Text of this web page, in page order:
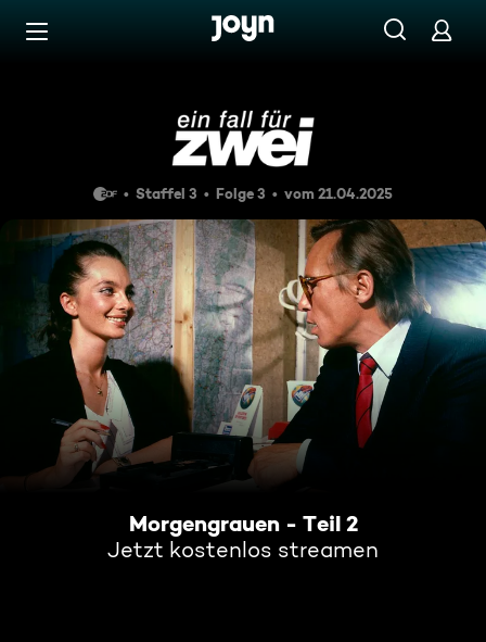
Zum Inhalt springen
Morgengrauen - Teil 2
Staffel 3 Folge 3 vom 21.04.2025
Morgengrauen - Teil 2
Jetzt kostenlos streamen